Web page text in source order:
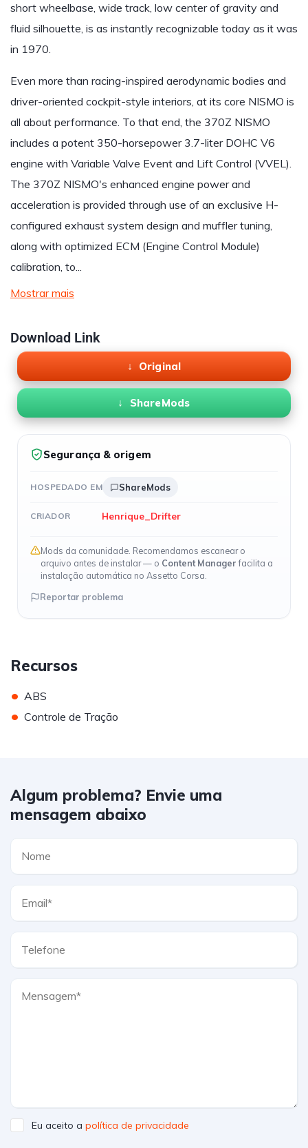
short wheelbase, wide track, low center of gravity and
fluid silhouette, is as instantly recognizable today as it was
in 1970.
Even more than racing-inspired aerodynamic bodies and
driver-oriented cockpit-style interiors, at its core NISMO is
all about performance. To that end, the 370Z NISMO
includes a potent 350-horsepower 3.7-liter DOHC V6
engine with Variable Valve Event and Lift Control (VVEL).
The 370Z NISMO's enhanced engine power and
acceleration is provided through use of an exclusive H-
configured exhaust system design and muffler tuning,
along with optimized ECM (Engine Control Module)
calibration, to...
Mostrar mais
Download Link
Original
ShareMods
Segurança & origem
HOSPEDADO EM ShareMods
CRIADOR Henrique_Drifter
Mods da comunidade. Recomendamos escanear o
arquivo antes de instalar — o Content Managerfacilita a
instalação automática no Assetto Corsa.
Reportar problema
Recursos
• ABS
• Controle de Tração
Algum problema? Envie uma
mensagem abaixo
Eu aceito a política de privacidade